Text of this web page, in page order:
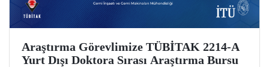
Araştırma Görevlimize TÜBİTAK 2214-A
Yurt Dışı Doktora Sırası Araştırma Bursu